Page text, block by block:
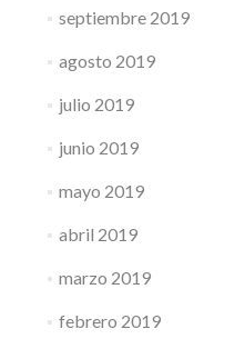
septiembre 2019
agosto 2019
julio 2019
junio 2019
mayo 2019
abril 2019
marzo 2019
febrero 2019